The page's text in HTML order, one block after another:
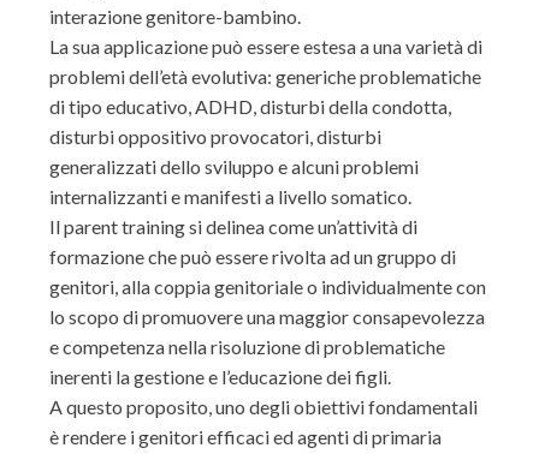
interazione genitore-bambino.
La sua applicazione può essere estesa a una varietà di
problemi dell’età evolutiva: generiche problematiche
di tipo educativo, ADHD, disturbi della condotta,
disturbi oppositivo provocatori, disturbi
generalizzati dello sviluppo e alcuni problemi
internalizzanti e manifesti a livello somatico.
Il parent training si delinea come un’attività di
formazione che può essere rivolta ad un gruppo di
genitori, alla coppia genitoriale o individualmente con
lo scopo di promuovere una maggior consapevolezza
e competenza nella risoluzione di problematiche
inerenti la gestione e l’educazione dei figli.
A questo proposito, uno degli obiettivi fondamentali
è rendere i genitori efficaci ed agenti di primaria